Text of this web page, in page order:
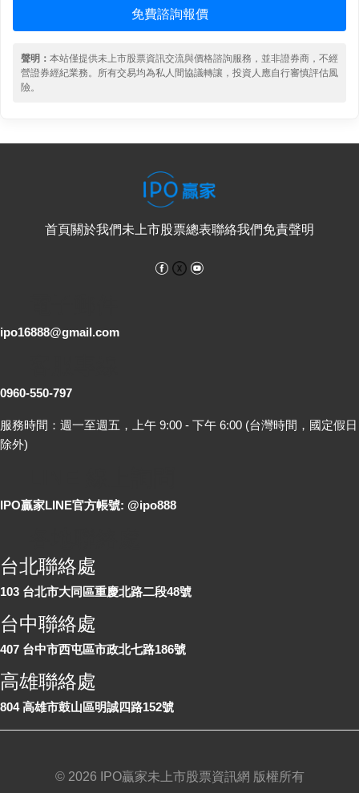
免費諮詢報價
聲明： 本站僅提供未上市股票資訊交流與價格諮詢服務，並非證券商，不經
營證券經紀業務。所有交易均為私人間協議轉讓，投資人應自行審慎評估風
險。
首頁關於我們未上市股票總表聯絡我們免責聲明
Facebook
ipo16888@gmail.com
0960-550-797
服務時間：週一至週五，上午 9:00 - 下午 6:00 (台灣時間，國定假日
除外)
IPO贏家LINE官方帳號: @ipo888
台北聯絡處
103 台北市大同區重慶北路二段48號
台中聯絡處
407 台中市西屯區市政北七路186號
高雄聯絡處
804 高雄市鼓山區明誠四路152號
© 2026 IPO贏家未上市股票資訊網 版權所有